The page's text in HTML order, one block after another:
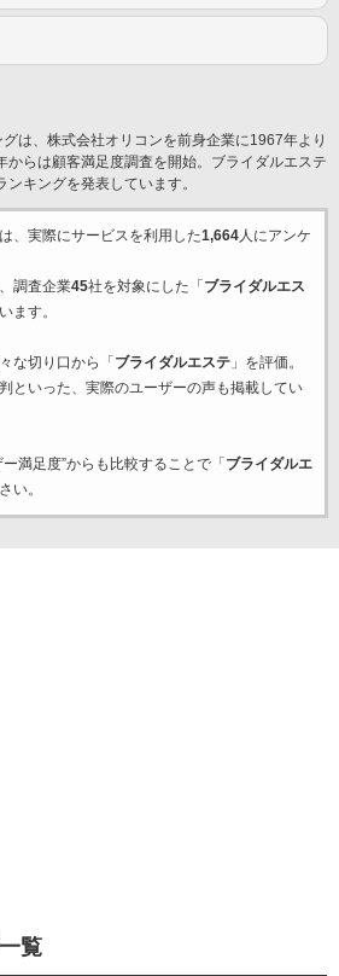
は、株式会社オリコンを前身企業に1967年より
からは顧客満足度調査を開始。ブライダルエステ
キングを発表しています。
、実際にサービスを利用した1,664人にアンケ
調査企業45社を対象にした「 ブライダルエス
ます。
な切り口から「 ブライダルエステ」を評価。
といった、実際のユーザーの声も掲載してい
満足度”からも比較することで「 ブライダルエ
い。
覧